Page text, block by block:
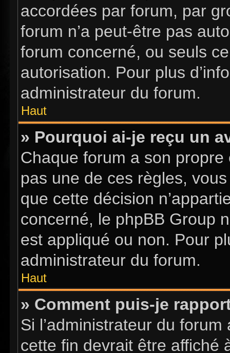
accordées par forum, par
forum n’a peut-être pas
forum concerné, ou seuls
autorisation. Pour plus
administrateur du forum.
Haut
» Pourquoi ai-je reçu un
Chaque forum a son
pas une de ces règles,
que cette décision
concerné, le phpBB Group
est appliqué ou non. Pour
administrateur du forum.
Haut
» Comment puis-je
Si l’administrateur du
cette fin devrait être affiché